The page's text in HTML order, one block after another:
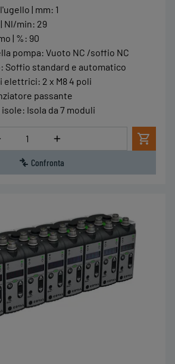
| mm: 1
Nl/min: 29
| % : 90
pompa: Vuoto NC /soffio NC
: Soffio standard e automatico
elettrici: 2 x M8 4 poli
passante
isole: Isola da 7 moduli
Quantità
Confronta